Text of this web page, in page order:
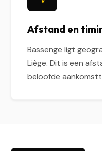
Afstand en
Bassenge ligt
Liège. Dit is een
beloofde